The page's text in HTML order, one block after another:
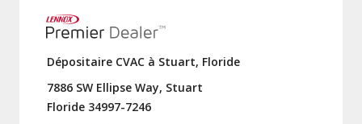
Dépositaire CVAC à Stuart, Floride
7886 SW Ellipse Way, Stuart
Floride 34997-7246